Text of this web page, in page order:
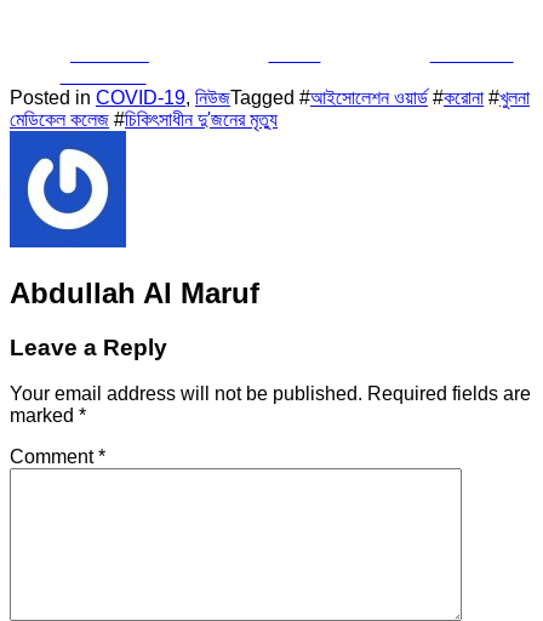
Posted in COVID-19, নিউজTagged #আইসোলেশন ওয়ার্ড #করোনা #খুলনা
মেডিকেল কলেজ #চিকিৎসাধীন দু'জনের মৃত্যু
Abdullah Al Maruf
Leave a Reply
Your email address will not be published. Required fields are
marked *
Comment*